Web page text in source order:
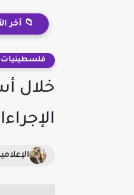
📁 آخر
فلسطينيات
خلال